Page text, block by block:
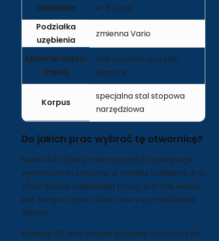
Uzębienie
4–6 z/cal
Podziałka
uzębienia
zmienna Vario
Materiał części
tnącej
stal szybkotnąca HSS,
bimetal
Korpus
specjalna stal stopowa
narzędziowa
Do jakich prac wybrać tę otwornicę?
Seria MULTI jest przeznaczona do wydajnego
wykonywania otworów w metalu. Uzębienie 4–6
z/cal dobrze odpowiada pracy, w której ważne
jest tempo cięcia i skuteczne wyprowadzanie
wiórów.
Rozmiar 65 mm ułatwia dobranie otwornicy do